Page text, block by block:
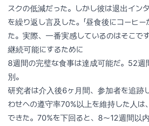
スクの低減だった。しかし彼は退出イン
を繰り返し言及した。「昼食後にコーヒー
た。実際、一番実感しているのはそこです
継続可能にするために
8週間の完璧な食事は達成可能だ。52週
別。
研究者は介入後6ヶ月間、参加者を追跡
わせへの遵守率70%以上を維持した人は
できた。70%を下回ると、8〜12週間以